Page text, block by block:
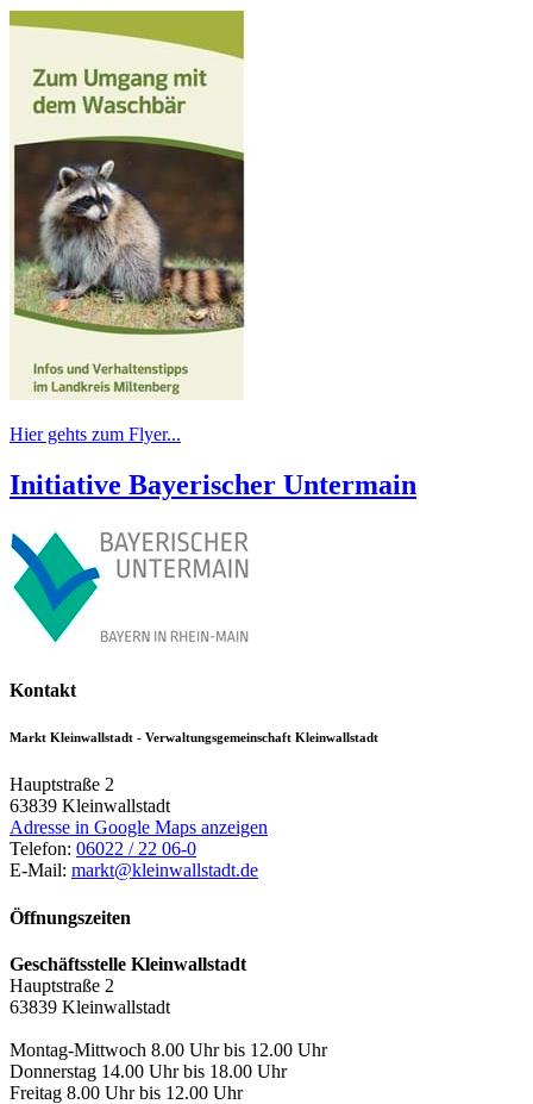
Hier gehts zum Flyer...
Initiative Bayerischer Untermain
Kontakt
Markt Kleinwallstadt - Verwaltungsgemeinschaft Kleinwallstadt
Hauptstraße 2
63839 Kleinwallstadt
Adresse in Google Maps anzeigen
Telefon: 06022 / 22 06-0
E-Mail: markt@kleinwallstadt.de
Öffnungszeiten
Geschäftsstelle Kleinwallstadt
Hauptstraße 2
63839 Kleinwallstadt
Montag-Mittwoch 8.00 Uhr bis 12.00 Uhr
Donnerstag 14.00 Uhr bis 18.00 Uhr
Freitag 8.00 Uhr bis 12.00 Uhr